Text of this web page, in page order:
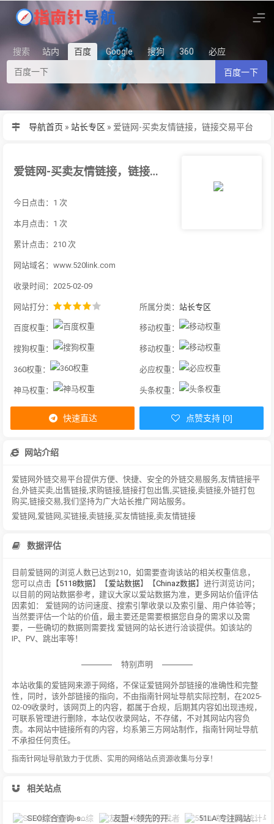
搜索 站内 百度 Google 搜狗 360 必应
百度一下
导航首页 » 站长专区 » 爱链网-买卖友情链接，链接交易平台
爱链网-买卖友情链接，链接交易平台
今日点击：1 次
本月点击：1 次
累计点击：210 次
网站域名：www.520link.com
收录时间：2025-02-09
网站打分： 所属分类： 站长专区
百度权重： 移动权重：
搜狗权重： 移动权重：
360权重： 必应权重：
神马权重： 头条权重：
快速直达 点赞支持 [0]
网站介绍
爱链网外链交易平台提供方便、快捷、安全的外链交易服务,友情链接平
台,外链买卖,出售链接,求购链接,链接打包出售,买链接,卖链接,外链打包
购买,链接交易,我们坚持为广大站长推广网站服务。
爱链网,爱链网,买链接,卖链接,买友情链接,卖友情链接
数据评估
目前爱链网的浏览人数已达到210，如需要查询该站的相关权重信息，
您可以点击【5118数据】【爱站数据】【Chinaz数据】进行浏览访问；
以目前的网站数据参考，建议大家以爱站数据为准，更多网站价值评估
因素如： 爱链网的访问速度、搜索引擎收录以及索引量、用户体验等；
当然要评估一个站的价值，最主要还是需要根据您自身的需求以及需
要，一些确切的数据则需要找 爱链网的站长进行洽谈提供。如该站的
IP、PV、跳出率等！
特别声明
本站收集的爱链网来源于网络，不保证爱链网外部链接的准确性和完整
性，同时，该外部链接的指向，不由指南针网址导航实际控制，在2025-
02-09收录时，该网页上的内容，都属于合规，后期其内容如出现违规，
可联系管理进行删除，本站仅收录网站，不存储，不对其网站内容负
责。本网站中链接所有的内容，均系第三方网站制作，指南针网址导航
不承担任何责任。
指南针网址导航致力于优质、实用的网络站点资源收集与分享！
相关站点
SEO综合查询-seo综合查询可以查到该网站在各大搜索引擎的信息，包括收录， 友盟+-领先的开发者服务及数据智能服务商 51LA-专注网站统计与数据分析行业